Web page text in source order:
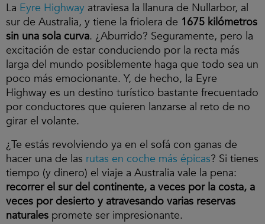
La Eyre Highway atraviesa la llanura de Nullarbor, al
sur de Australia, y tiene la friolera de 1675 kilómetros
sin una sola curva. ¿Aburrido? Seguramente, pero la
excitación de estar conduciendo por la recta más
larga del mundo posiblemente haga que todo sea un
poco más emocionante. Y, de hecho, la Eyre
Highway es un destino turístico bastante frecuentado
por conductores que quieren lanzarse al reto de no
girar el volante.
¿Te estás revolviendo ya en el sofá con ganas de
hacer una de las rutas en coche más épicas? Si tienes
tiempo (y dinero) el viaje a Australia vale la pena:
recorrer el sur del continente, a veces por la costa, a
veces por desierto y atravesando varias reservas
naturales promete ser impresionante.